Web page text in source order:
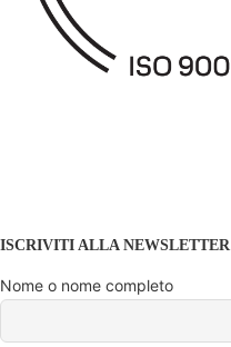
ISCRIVITI ALLA NEWSLETTER
Nome o nome completo